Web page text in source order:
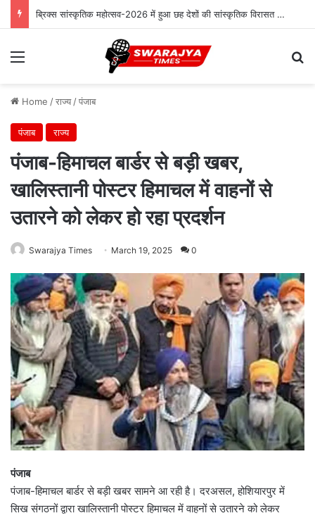
ब्रिक्स सांस्कृतिक महोत्सव-2026 में हुआ छह देशों की सांस्कृतिक विरासत का प्रदर्शन
Menu
Home /राज्य /पंजाब
पंजाब राज्य
पंजाब-हिमाचल बार्डर से बड़ी खबर,
खालिस्तानी पोस्टर हिमाचल में वाहनों से
उतारने को लेकर हो रहा प्रदर्शन
Swarajya Times March 19, 2025 0
पंजाब
पंजाब-हिमाचल बार्डर से बड़ी खबर सामने आ रही है। दरअसल, होशियारपुर में
सिख संगठनों द्वारा खालिस्तानी पोस्टर हिमाचल में वाहनों से उतारने को लेकर